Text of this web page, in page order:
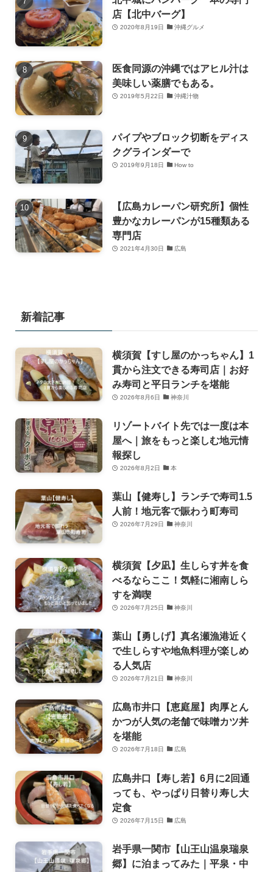
店【北中バーグ】
2020年8月19日 沖縄グルメ
医食同源の沖縄ではアヒル汁は
美味しい薬膳でもある。
2019年5月22日 沖縄汁物
パイプやブロック切断をディス
クグラインダーで
2019年9月18日 How to
【広島カレーパン研究所】個性
豊かなカレーパンが15種類ある
専門店
2021年4月30日 広島
新着記事
横須賀【すし屋のかっちゃん】1
貫から注文できる寿司店｜お好
み寿司と平日ランチを堪能
2026年8月6日 神奈川
リゾートバイト先では一度は本
屋へ｜旅をもっと楽しむ地元情
報探し
2026年8月2日 本
葉山【健寿し】ランチで寿司1.5
人前！地元客で賑わう町寿司
2026年7月29日 神奈川
横須賀【夕凪】生しらす丼を食
べるならここ！気軽に湘南しら
すを満喫
2026年7月25日 神奈川
葉山【勇しげ】真名瀬漁港近く
で生しらすや地魚料理が楽しめ
る人気店
2026年7月21日 神奈川
広島市井口【恵庭屋】肉厚とん
かつが人気の老舗で味噌カツ丼
を堪能
2026年7月18日 広島
広島井口【寿し若】6月に2回通
っても、やっぱり日替り寿し大
定食
2026年7月15日 広島
岩手県一関市【山王山温泉瑞泉
郷】に泊まってみた｜平泉・中